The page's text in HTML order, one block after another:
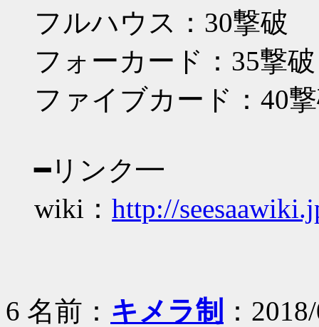
フルハウス：30撃破
フォーカード：35撃破
ファイブカード：40
━リンク━
wiki： http://
6 名前： キメラ制
：